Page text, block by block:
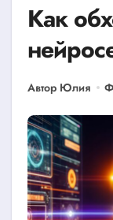
Как
Автор Юлия